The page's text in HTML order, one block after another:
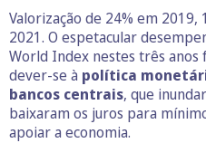
Valorização de 24% em 2019,
2021. O espetacular
World Index nestes três anos
dever-se à política
bancos centrais, que
baixaram os juros para
apoiar a economia.